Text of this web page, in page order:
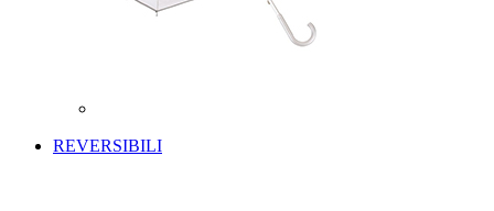
REVERSIBILI